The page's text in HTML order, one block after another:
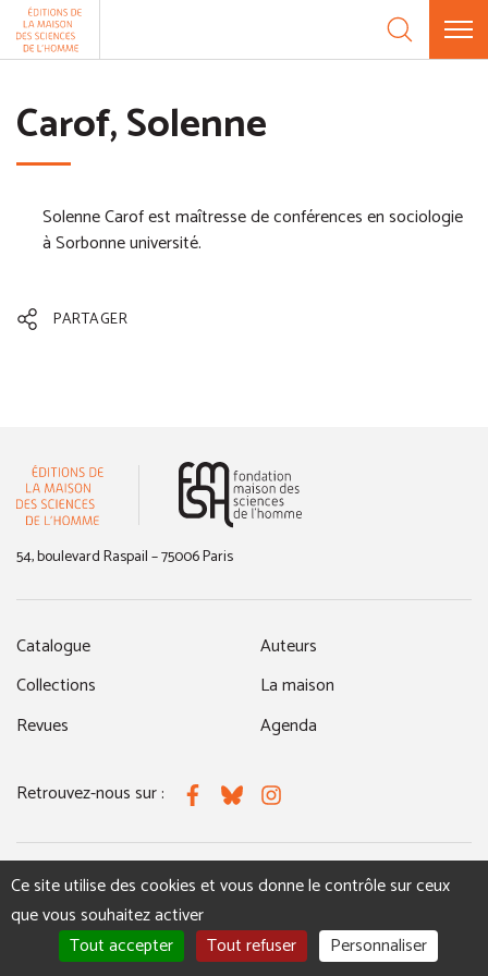
Aller au contenu
Carof, Solenne
Solenne Carof est maîtresse de conférences en sociologie
à Sorbonne université.
PARTAGER
54, boulevard Raspail – 75006 Paris
Catalogue
Collections
Revues
Auteurs
La maison
Agenda
Retrouvez-nous sur : FacebookBlueskyInstagram
MENTIONS LÉGALES NOUS CONTACTER
Panneau de gestion des cookies
Ce site utilise des cookies et vous donne le contrôle sur ceux
que vous souhaitez activer
Tout accepter
Tout refuser Personnaliser